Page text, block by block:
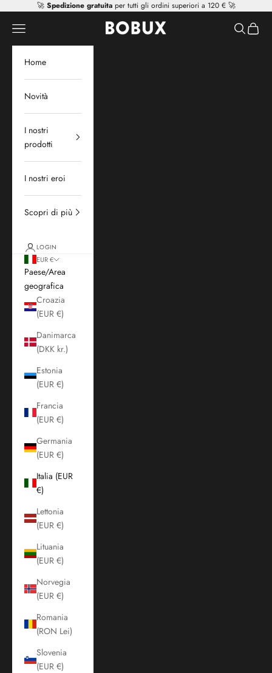
Vai al contenuto
🚀 Spedizione gratuitaper tutti gli ordini superiori a 120 € 🚀
Mr Tiggle - Distributor
Apri il menu di navigazione Mostra il
Home
Novità
I nostri
prodotti
I nostri eroi
Scopri di più
LOGIN
EUR €
Paese/Area
geografica
Croazia
(EUR €)
Danimarca
(DKK kr.)
Estonia
(EUR €)
Francia
(EUR €)
Germania
(EUR €)
Italia (EUR
€)
Lettonia
(EUR €)
Lituania
(EUR €)
Norvegia
(EUR €)
Romania
(RON Lei)
Slovenia
(EUR €)